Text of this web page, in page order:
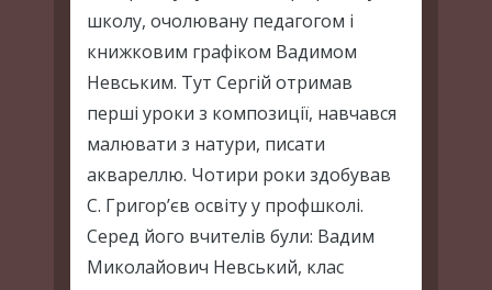
школу, очолювану педагогом і
книжковим графіком Вадимом
Невським. Тут Сергій отримав
перші уроки з композиції, навчався
малювати з натури, писати
аквареллю. Чотири роки здобував
С. Григор’єв освіту у профшколі.
Серед його вчителів були: Вадим
Миколайович Невський, клас